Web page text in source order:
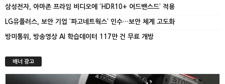
삼성전자, 아마존 프라임 비디오에 ‘HDR10+ 어드밴스드’ 적용
LG유플러스, 보안 기업 ‘파고네트웍스’ 인수…보안 체계 고도화
방미통위, 방송영상 AI 학습데이터 117만 건 무료 개방
배너 광고